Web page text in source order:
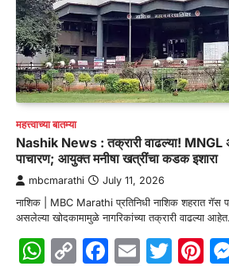
महत्त्वाच्या बातम्या
Nashik News : तक्रारी वाढल्या! MNGL
पाचारण; आयुक्त मनीषा खत्रींचा कडक इशारा
mbcmarathi July 11, 2026
नाशिक | MBC Marathi प्रतिनिधी नाशिक शहरात गॅस
असलेल्या खोदकामामुळे नागरिकांच्या तक्रारी वाढल्या
WhatsApp
CopyFacebook
Email